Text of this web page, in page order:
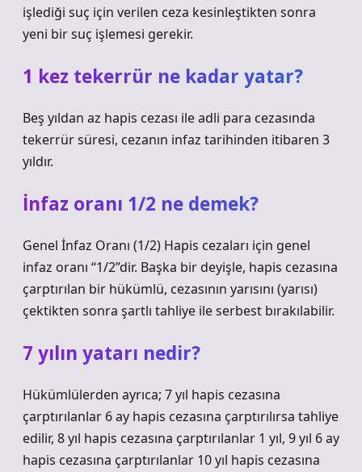
işlediği suç için verilen ceza kesinleştikten sonra
yeni bir suç işlemesi gerekir.
1 kez tekerrür ne kadar yatar?
Beş yıldan az hapis cezası ile adli para cezasında
tekerrür süresi, cezanın infaz tarihinden itibaren 3
yıldır.
İnfaz oranı 1/2 ne demek?
Genel İnfaz Oranı (1/2) Hapis cezaları için genel
infaz oranı “1/2”dir. Başka bir deyişle, hapis cezasına
çarptırılan bir hükümlü, cezasının yarısını (yarısı)
çektikten sonra şartlı tahliye ile serbest bırakılabilir.
7 yılın yatarı nedir?
Hükümlülerden ayrıca; 7 yıl hapis cezasına
çarptırılanlar 6 ay hapis cezasına çarptırılırsa tahliye
edilir, 8 yıl hapis cezasına çarptırılanlar 1 yıl, 9 yıl 6 ay
hapis cezasına çarptırılanlar 10 yıl hapis cezasına